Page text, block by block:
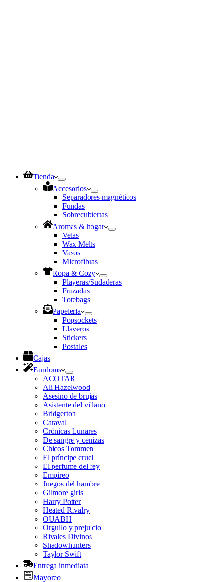
Tienda
Accesorios
Separadores magnéticos
Fundas
Sobrecubiertas
Aromas & hogar
Velas
Wax Melts
Vasos
Microfibras
Ropa & Cozy
Playeras/Sudaderas
Frazadas
Totebags
Papeleria
Popsockets
Llaveros
Stickers
Postales
Cajas
Fandoms
ACOTAR
Ali Hazelwood
Asesino de brujas
Asistente del villano
Bridgerton
Caraval
Crónicas Lunares
De sangre y cenizas
Chicos Tommen
El príncipe cruel
El perfume del rey
Empireo
Juegos del hambre
Gilmore girls
Harry Potter
Heated Rivalry
OUABH
Orgullo y prejuicio
Rivales Divinos
Shadowhunters
Taylor Swift
Entrega inmediata
Mayoreo